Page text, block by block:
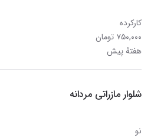
کارکرده
۷۵۰,۰۰۰ تومان
هفتهٔ پیش
شلوار مازراتی مردانه
نو